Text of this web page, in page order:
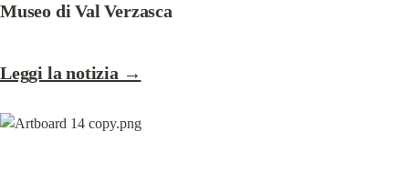
Museo di Val Verzasca
Leggi la notizia →